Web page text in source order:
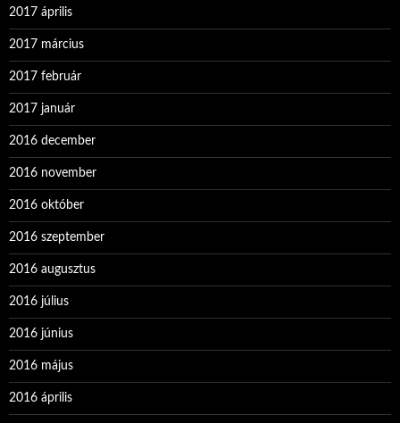
2017 április
2017 március
2017 február
2017 január
2016 december
2016 november
2016 október
2016 szeptember
2016 augusztus
2016 július
2016 június
2016 május
2016 április